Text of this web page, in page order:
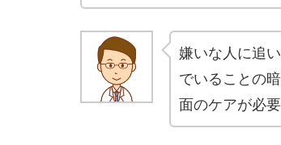
嫌いな人に追
でいることの
面のケアが必